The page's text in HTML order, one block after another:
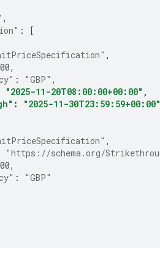
,
:
[
,
,
: "GBP" ,
"2025-11-20T08:00:00+00:00" ,
:
"2025-11-30T23:59:59+00:00"
,
"https://schema.org/
,
:
"GBP"